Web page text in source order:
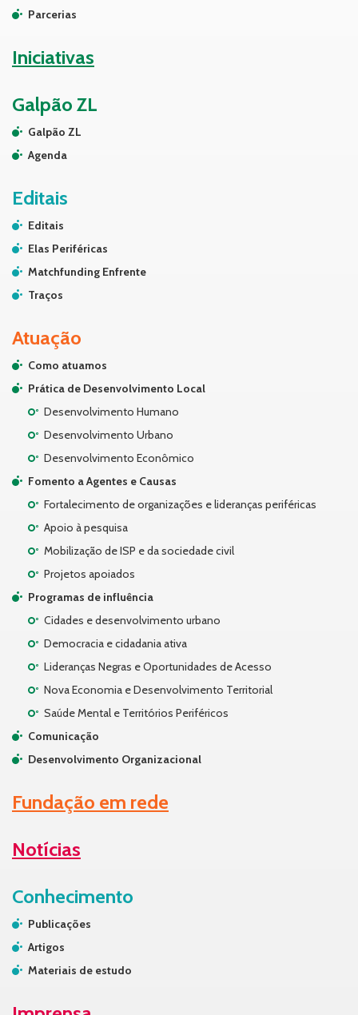
Parcerias
Iniciativas
Galpão ZL
Galpão ZL
Agenda
Editais
Editais
Elas Periféricas
Matchfunding Enfrente
Traços
Atuação
Como atuamos
Prática de Desenvolvimento Local
Desenvolvimento Humano
Desenvolvimento Urbano
Desenvolvimento Econômico
Fomento a Agentes e Causas
Fortalecimento de organizações e lideranças periféricas
Apoio à pesquisa
Mobilização de ISP e da sociedade civil
Projetos apoiados
Programas de influência
Cidades e desenvolvimento urbano
Democracia e cidadania ativa
Lideranças Negras e Oportunidades de Acesso
Nova Economia e Desenvolvimento Territorial
Saúde Mental e Territórios Periféricos
Comunicação
Desenvolvimento Organizacional
Fundação em rede
Notícias
Conhecimento
Publicações
Artigos
Materiais de estudo